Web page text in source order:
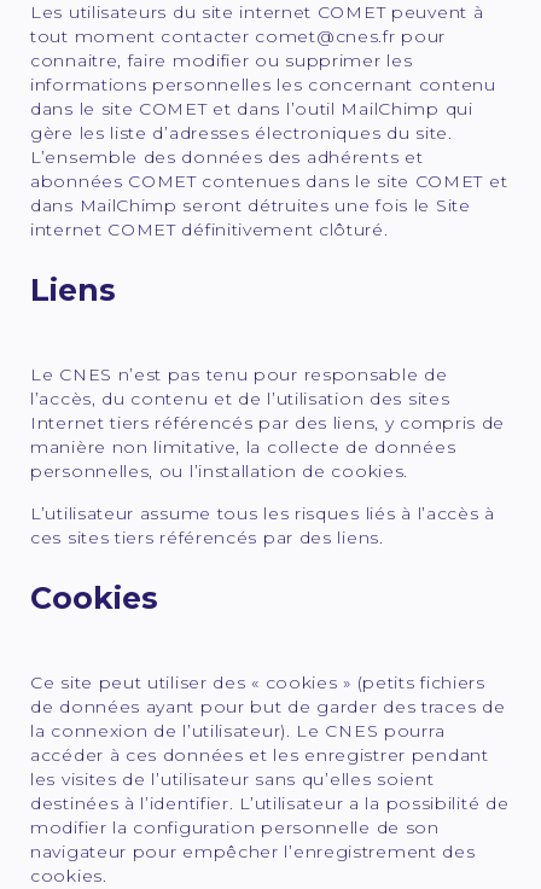
Les utilisateurs du site internet COMET peuvent à
tout moment contacter comet@cnes.fr pour
connaitre, faire modifier ou supprimer les
informations personnelles les concernant contenu
dans le site COMET et dans l’outil MailChimp qui
gère les liste d’adresses électroniques du site.
L’ensemble des données des adhérents et
abonnées COMET contenues dans le site COMET et
dans MailChimp seront détruites une fois le Site
internet COMET définitivement clôturé.
Liens
Le CNES n’est pas tenu pour responsable de
l’accès, du contenu et de l’utilisation des sites
Internet tiers référencés par des liens, y compris de
manière non limitative, la collecte de données
personnelles, ou l’installation de cookies.
L’utilisateur assume tous les risques liés à l’accès à
ces sites tiers référencés par des liens.
Cookies
Ce site peut utiliser des « cookies » (petits fichiers
de données ayant pour but de garder des traces de
la connexion de l’utilisateur). Le CNES pourra
accéder à ces données et les enregistrer pendant
les visites de l’utilisateur sans qu’elles soient
destinées à l’identifier. L’utilisateur a la possibilité de
modifier la configuration personnelle de son
navigateur pour empêcher l’enregistrement des
cookies.